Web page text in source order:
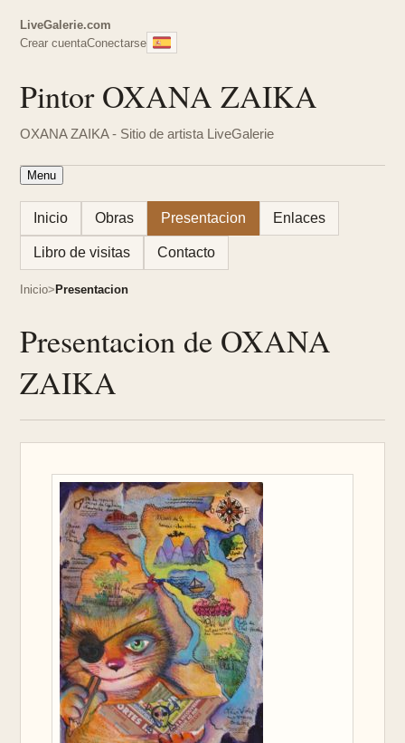
LiveGalerie.com
Crear cuentaConectarse
Pintor OXANA ZAIKA
OXANA ZAIKA - Sitio de artista LiveGalerie
Menu
Inicio Obras Presentacion Enlaces
Libro de visitas Contacto
Inicio Presentacion
Presentacion de OXANA
ZAIKA